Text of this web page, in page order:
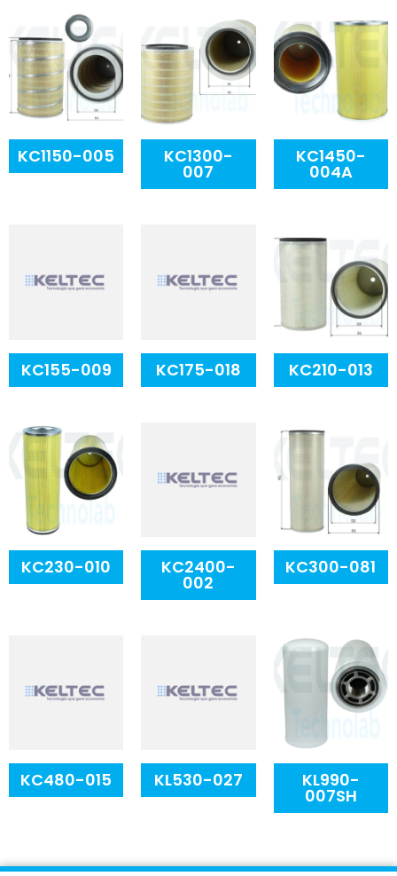
KC1150-005 KC1300-
007
KC1450-
004A
KC155-009 KC175-018 KC210-013
KC230-010 KC2400-
002
KC300-081
KC480-015 KL530-027 KL990-
007SH